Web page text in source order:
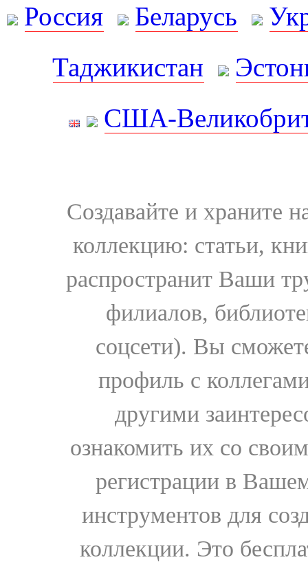
Россия Беларусь
Таджикистан
США-
Создавайте и храните
коллекцию: статьи,
распространит Ваши
филиалов,
соцсети). Вы
профиль с
другими
ознакомить их со
регистрации в
инструментов для
коллекции. Это